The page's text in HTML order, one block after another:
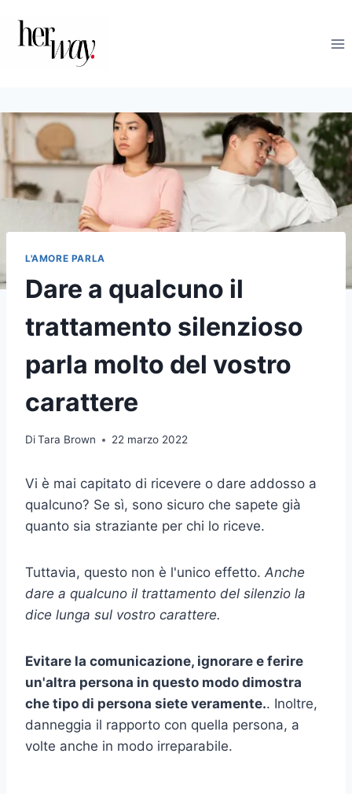
contenuto
L'AMORE PARLA
Dare a qualcuno il
trattamento silenzioso
parla molto del vostro
carattere
DiTara Brown 22 marzo 2022
Vi è mai capitato di ricevere o dare addosso a
qualcuno? Se sì, sono sicuro che sapete già
quanto sia straziante per chi lo riceve.
Tuttavia, questo non è l'unico effetto. Anche
dare a qualcuno il trattamento del silenzio la
dice lunga sul vostro carattere.
Evitare la comunicazione, ignorare e ferire
un'altra persona in questo modo dimostra
che tipo di persona siete veramente.. Inoltre,
danneggia il rapporto con quella persona, a
volte anche in modo irreparabile.